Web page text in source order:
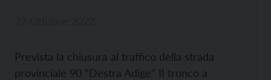
Prevista la chiusura al traffico della strada
provinciale 90 “Destra Adige” II tronco a